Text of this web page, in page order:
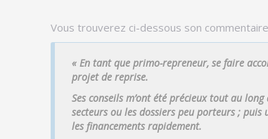
Vous trouverez ci-dessous son
« En tant que primo-repreneur, se faire
projet de reprise.
Ses conseils m’ont été précieux tout au
secteurs ou les dossiers peu porteurs ;
les financements rapidement.